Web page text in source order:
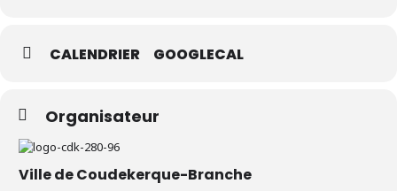
CALENDRIER GOOGLECAL
Organisateur
Ville de Coudekerque-Branche